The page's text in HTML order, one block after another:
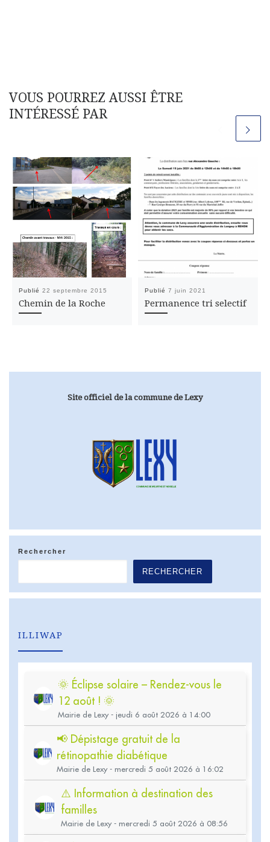
VOUS POURREZ AUSSI ÊTRE
INTÉRESSÉ PAR
Publié 22 septembre 2015
Chemin de la Roche
Publié 7 juin 2021
Permanence tri selectif
Site officiel de la commune de Lexy
Rechercher
RECHERCHER
ILLIWAP